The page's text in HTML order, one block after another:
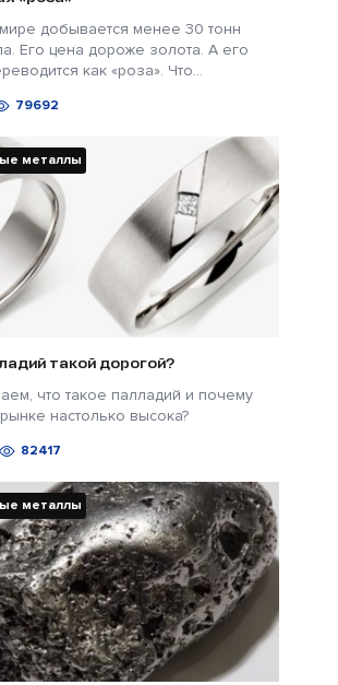
добывается менее 30 тонн
Его цена дороже золота. А его
как «роза». Что...
79692
металлы
такой дорогой?
что такое палладий и почему
настолько высока?
82417
металлы